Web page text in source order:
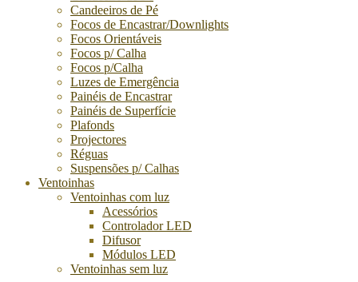
Candeeiros de Pé
Focos de Encastrar/Downlights
Focos Orientáveis
Focos p/ Calha
Focos p/Calha
Luzes de Emergência
Painéis de Encastrar
Painéis de Superfície
Plafonds
Projectores
Réguas
Suspensões p/ Calhas
Ventoinhas
Ventoinhas com luz
Acessórios
Controlador LED
Difusor
Módulos LED
Ventoinhas sem luz